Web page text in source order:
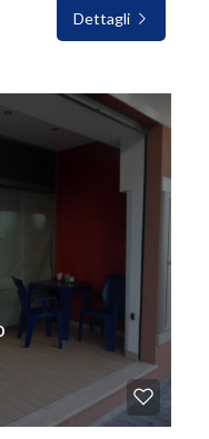
Dettagli